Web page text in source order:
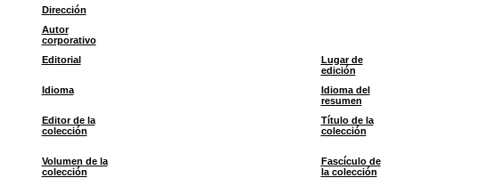
Dirección
Autor
corporativo
Editorial
Lugar de
edición
Idioma
Idioma del
resumen
Editor de la
colección
Título de la
colección
Volumen de la
colección
Fascículo de
la colección